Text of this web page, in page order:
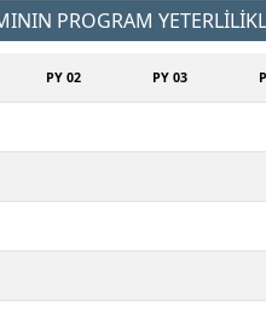
PROGRAM
PY 02 PY 03